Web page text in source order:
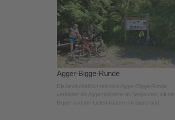
Agger-Bigge-Runde
Die landschaftlich reizvolle Agger-Bigge-Runde
verbindet die Aggertalsperre im Bergischen mit der
Bigge- und der Listertalsperre im Sauerland.